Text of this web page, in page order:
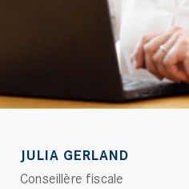
JULIA GERLAND
Conseillère fiscale